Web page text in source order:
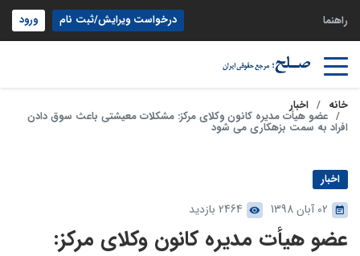
راهنما درخواست ویرایش/ثبت نام ورود
خانه اخبار
عضو هیأت مدیره کانون وکلای مرکز: مشکلات معیشتی باعث سوق دادن
افراد به سمت بزهکاری می شود
اخبار
02 آبان 1398 2464 بازدید
عضو هیأت مدیره کانون وکلای مرکز: